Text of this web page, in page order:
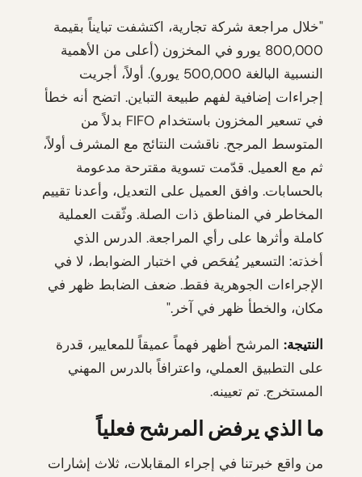
"خلال مراجعة شركة تجارية، اكتشفت تبايناً بقيمة
800,000 يورو في المخزون (أعلى من الأهمية
النسبية البالغة 500,000 يورو). أولاً، أجريت
إجراءات إضافية لفهم طبيعة التباين. اتضح أنه خطأ
في تسعير المخزون باستخدام FIFO بدلاً من
المتوسط المرجح. ناقشت النتائج مع المشرف أولاً،
ثم مع العميل. قدّمت تسوية مقترحة مدعومة
بالحسابات. وافق العميل على التعديل، وأعدنا تقييم
المخاطر في المناطق ذات الصلة. وثّقت العملية
كاملة وأثرها على رأي المراجعة. الدرس الذي
أخذته: التسعير يُفحَص في اختبار الضوابط، لا في
الإجراءات الجوهرية فقط. ضعف الضابط ظهر في
مكان، والخطأ ظهر في آخر."
النتيجة: المرشح أظهر فهماً عميقاً للمعايير، قدرة
على التطبيق العملي، واعترافاً بالدرس المهني
المستخرج. تم تعيينه.
ما الذي يرفض المرشح فعلياً
من واقع خبرتنا في إجراء المقابلات، ثلاث إشارات